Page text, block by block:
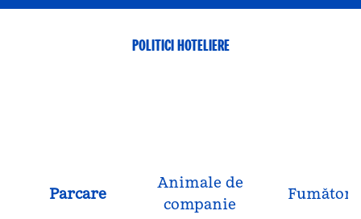
POLITICI HOTELIERE
Parcare
Animale de
companie
Fumători